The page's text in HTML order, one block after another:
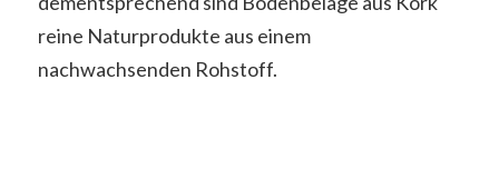
reine Naturprodukte aus einem
nachwachsenden Rohstoff.